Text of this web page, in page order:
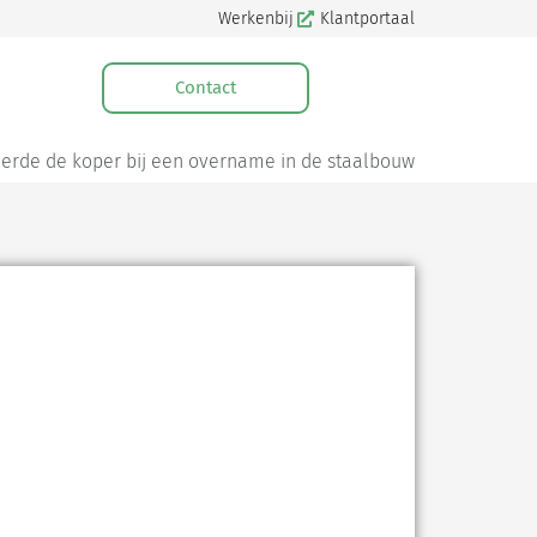
Werkenbij Klantportaal
Contact
de koper bij een overname in de staalbouw